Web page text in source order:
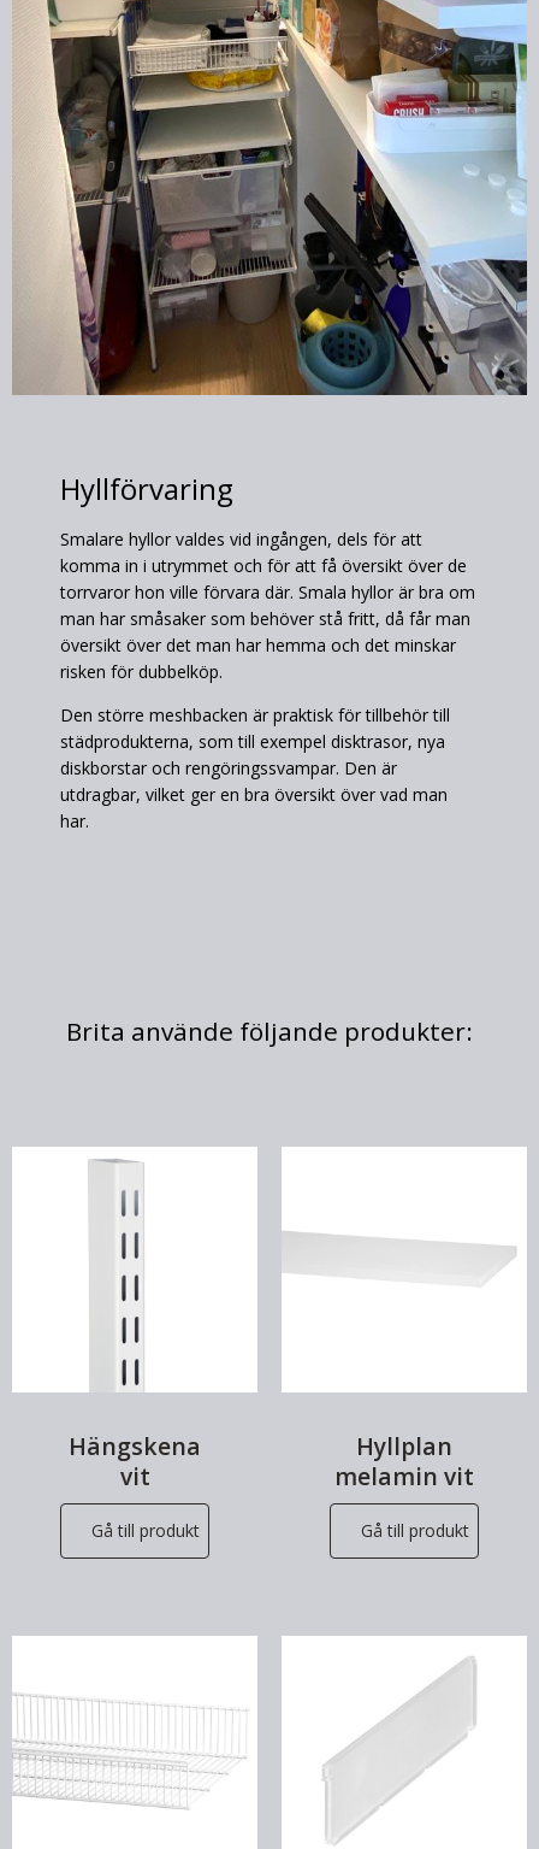
Hyllförvaring
Smalare hyllor valdes vid ingången, dels för att
komma in i utrymmet och för att få översikt över de
torrvaror hon ville förvara där. Smala hyllor är bra om
man har småsaker som behöver stå fritt, då får man
översikt över det man har hemma och det minskar
risken för dubbelköp.
Den större meshbacken är praktisk för tillbehör till
städprodukterna, som till exempel disktrasor, nya
diskborstar och rengöringssvampar. Den är
utdragbar, vilket ger en bra översikt över vad man
har.
Brita använde följande produkter:
Hängskena
vit
Gå till produkt
Hyllplan
melamin vit
Gå till produkt